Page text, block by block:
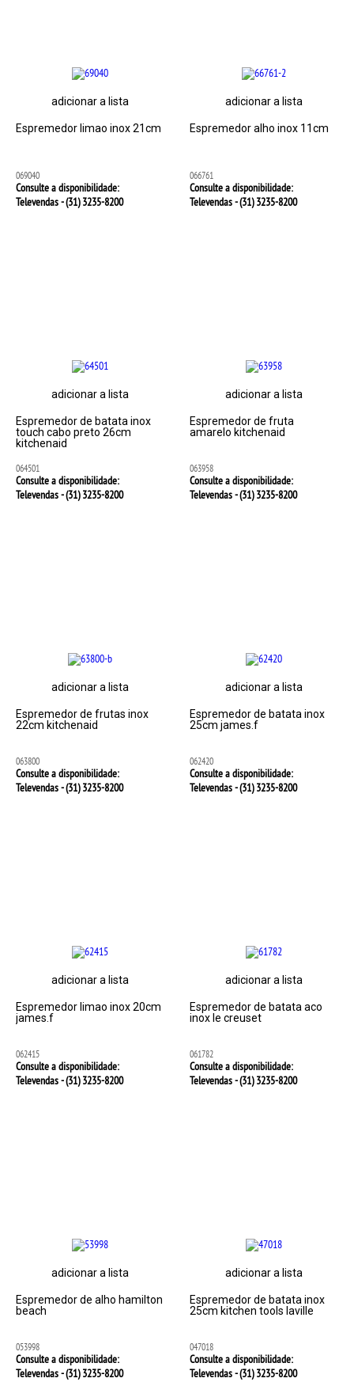
adicionar a lista
Espremedor limao inox 21cm
069040
Consulte a disponibilidade:
Televendas - (31)3235-8200
adicionar a lista
Espremedor alho inox 11cm
066761
Consulte a disponibilidade:
Televendas - (31)3235-8200
adicionar a lista
Espremedor de batata inox
touch cabo preto 26cm
kitchenaid
064501
Consulte a disponibilidade:
Televendas - (31)3235-8200
adicionar a lista
Espremedor de fruta
amarelo kitchenaid
063958
Consulte a disponibilidade:
Televendas - (31)3235-8200
adicionar a lista
Espremedor de frutas inox
22cm kitchenaid
063800
Consulte a disponibilidade:
Televendas - (31)3235-8200
adicionar a lista
Espremedor de batata inox
25cm james.f
062420
Consulte a disponibilidade:
Televendas - (31)3235-8200
adicionar a lista
Espremedor limao inox 20cm
james.f
062415
Consulte a disponibilidade:
Televendas - (31)3235-8200
adicionar a lista
Espremedor de batata aco
inox le creuset
061782
Consulte a disponibilidade:
Televendas - (31)3235-8200
adicionar a lista
Espremedor de alho hamilton
beach
053998
Consulte a disponibilidade:
Televendas - (31)3235-8200
adicionar a lista
Espremedor de batata inox
25cm kitchen tools laville
047018
Consulte a disponibilidade:
Televendas - (31)3235-8200